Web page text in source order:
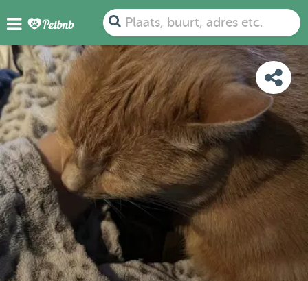
Plaats, buurt, adres etc.
FOTO'S DETAILS BESCHIKBAARHEID
KAART